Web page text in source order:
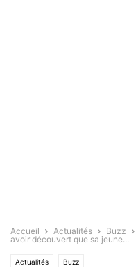
Accueil Actualités Buzz
avoir découvert que sa jeune...
Actualités Buzz